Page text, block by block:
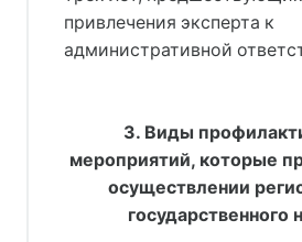
привлечения эксперта к
административной
3. Виды
мероприятий, которые
осуществлении
государственного